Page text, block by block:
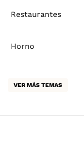
Restaurantes
Horno
VER MÁS TEMAS